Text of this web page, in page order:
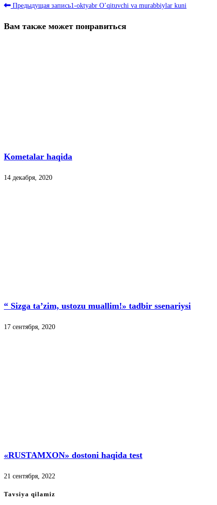
Читать
Предыдущая запись1-oktyabr O’qituvchi va murabbiylar kuni
Вам также может понравиться
Kometalar haqida
14 декабря, 2020
“ Sizga ta’zim, ustozu muallim!» tadbir ssenariysi
17 сентября, 2020
«RUSTAMXON» dostoni haqida test
21 сентября, 2022
Tavsiya qilamiz